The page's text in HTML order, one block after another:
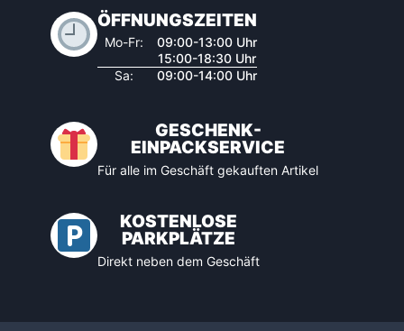
ÖFFNUNGSZEITEN
Mo-Fr:
09:00-13:00 Uhr
15:00-18:30 Uhr
Sa:
09:00-14:00 Uhr
GESCHENK-
EINPACKSERVICE
Für alle im Geschäft gekauften Artikel
KOSTENLOSE
PARKPLÄTZE
Direkt neben dem Geschäft